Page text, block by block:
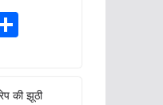
की झूठी